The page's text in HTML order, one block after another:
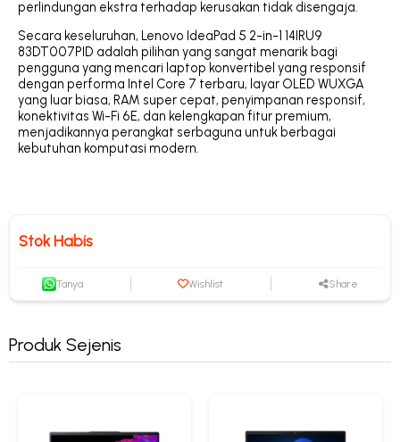
perlindungan ekstra terhadap kerusakan tidak disengaja.
Secara keseluruhan, Lenovo IdeaPad 5 2-in-1 14IRU9
83DT007PID adalah pilihan yang sangat menarik bagi
pengguna yang mencari laptop konvertibel yang responsif
dengan performa Intel Core 7 terbaru, layar OLED WUXGA
yang luar biasa, RAM super cepat, penyimpanan responsif,
konektivitas Wi-Fi 6E, dan kelengkapan fitur premium,
menjadikannya perangkat serbaguna untuk berbagai
kebutuhan komputasi modern.
Stok Habis
Tanya Wishlist Share
Produk Sejenis